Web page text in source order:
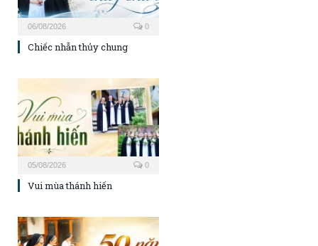
06/08/2026 0
Chiếc nhẫn thủy chung
05/08/2026 0
Vui mùa thánh hiến